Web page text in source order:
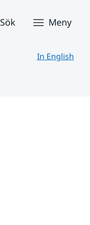
Sök Meny
In English